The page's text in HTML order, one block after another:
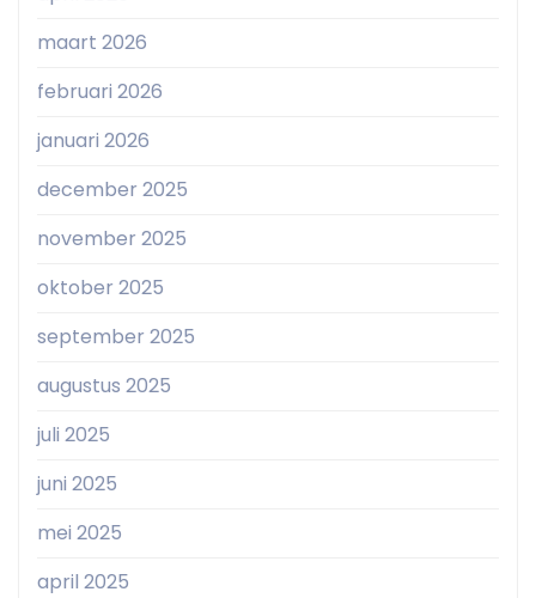
maart 2026
februari 2026
januari 2026
december 2025
november 2025
oktober 2025
september 2025
augustus 2025
juli 2025
juni 2025
mei 2025
april 2025